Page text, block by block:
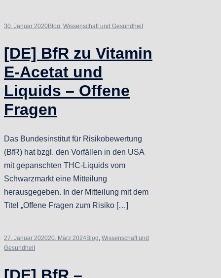
30. Januar 2020Blog, Wissenschaft und Gesundheit
[DE] BfR zu Vitamin
E-Acetat und
Liquids – Offene
Fragen
Das Bundesinstitut für Risikobewertung
(BfR) hat bzgl. den Vorfällen in den USA
mit gepanschten THC-Liquids vom
Schwarzmarkt eine Mitteilung
herausgegeben. In der Mitteilung mit dem
Titel „Offene Fragen zum Risiko […]
27. Januar 202020. März 2024Blog, Wissenschaft und
Gesundheit